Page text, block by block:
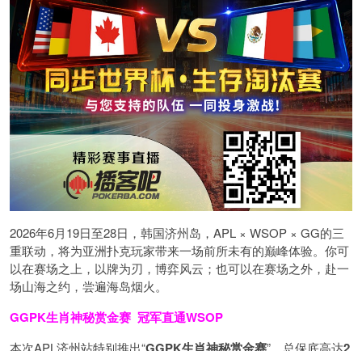
2026年6月19日至28日，韩国济州岛，APL × WSOP × GG的三
重联动，将为亚洲扑克玩家带来一场前所未有的巅峰体验。 你可
以在赛场之上，以牌为刃，博弈风云；也可以在赛场之外，赴一
场山海之约，尝遍海岛烟火。
GGPK生肖神秘赏金赛 冠军直通WSOP
本次APL济州站特别推出“ ”，总保底高达